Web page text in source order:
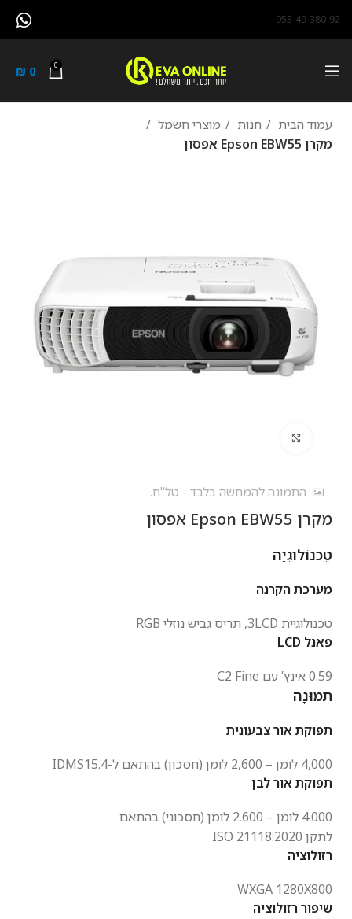
053-49-380-92
0
₪ 0
עמוד הבית חנות
מוצרי חשמל
מקרן Epson EBW55 אפסון
התמונה להמחשה בלבד - טל"ח.
מקרן Epson EBW55 אפסון
טֶכנוֹלוֹגִיָה
מערכת הקרנה
טכנולוגיית 3LCD, תריס גביש נוזלי
RGB
פאנל LCD
0.59 אינץ’ עם C2 Fine
תְמוּנָה
תפוקת אור צבעונית
4,000 לומן – 2,600 לומן (חסכון) בהתאם ל-IDMS15.4
תפוקת אור לבן
4.000 לומן – 2.600 לומן (חסכוני) בהתאם
לתקן
ISO 21118:2020
רזולוציה
WXGA1280X800
שיפור רזולוציה